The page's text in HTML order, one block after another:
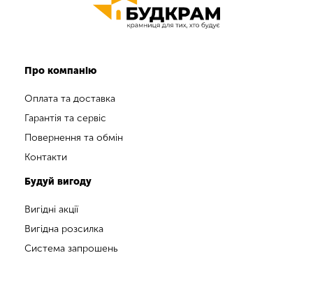
Про компанію
Оплата та доставка
Гарантія та сервіс
Повернення та обмін
Контакти
Будуй вигоду
Вигідні акції
Вигідна розсилка
Система запрошень